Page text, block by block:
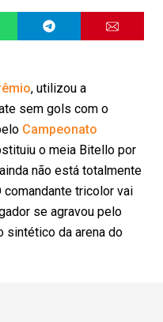
, utilizou a
sem gols com o
Campeonato
o meia Bitello por
não está totalmente
comandante tricolor vai
se agravou pelo
sintético da arena do